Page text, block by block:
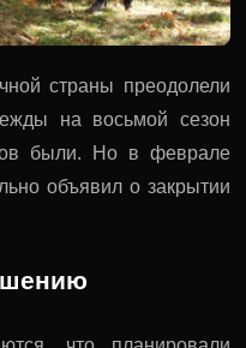
страны преодолели
на восьмой сезон
были. Но в феврале
объявил о закрытии